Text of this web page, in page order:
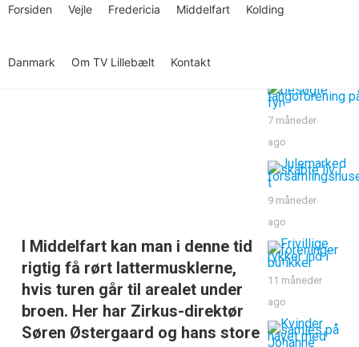
Forsiden Vejle Fredericia Middelfart Kolding
Danmark Om TV Lillebælt Kontakt
I Middelfart kan man i denne tid
rigtig få rørt lattermusklerne,
hvis turen går til arealet under
broen. Her har Zirkus-direktør
Søren Østergaard og hans store
7 måneder
ago
9 måneder
ago
11 måneder
ago